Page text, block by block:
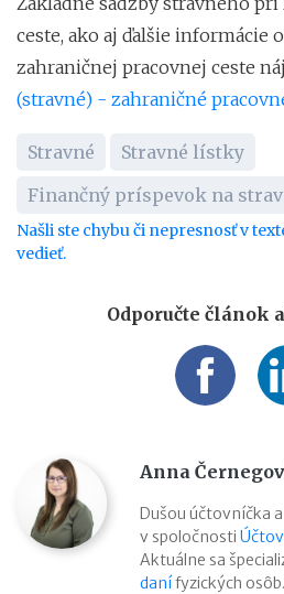
ceste, ako aj ďalšie informácie
zahraničnej pracovnej ceste
(stravné) - zahraničné
Stravné
Stravné lístky
Finančný príspevok na
Našli ste chybu či nepresnosť v
vedieť.
Odporučte článok
Anna
Dušou účtovníčka
v spoločnosti
Aktuálne sa
danífyzických